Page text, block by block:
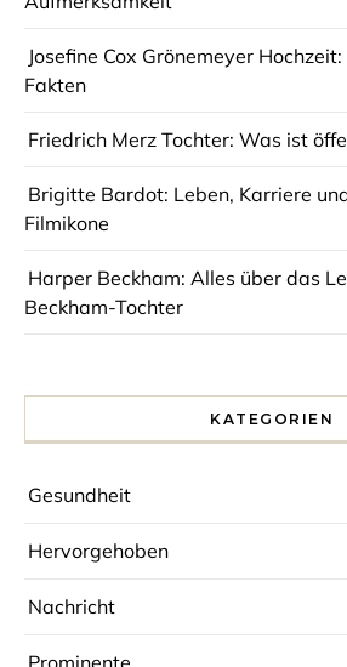
Josefine Cox Grönemeyer
Fakten
Friedrich Merz Tochter: Was ist
Brigitte Bardot: Leben, Karriere
Filmikone
Harper Beckham: Alles über das
Beckham-Tochter
KATEGORIEN
Gesundheit
Hervorgehoben
Nachricht